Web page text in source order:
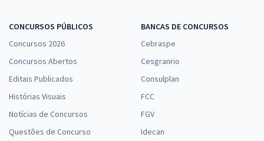
CONCURSOS PÚBLICOS
Concursos 2026
Concursos Abertos
Editais Publicados
Histórias Visuais
Notícias de Concursos
Questões de Concurso
BANCAS DE CONCURSOS
Cebraspe
Cesgranrio
Consulplan
FCC
FGV
Idecan